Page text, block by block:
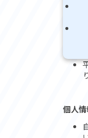
個人